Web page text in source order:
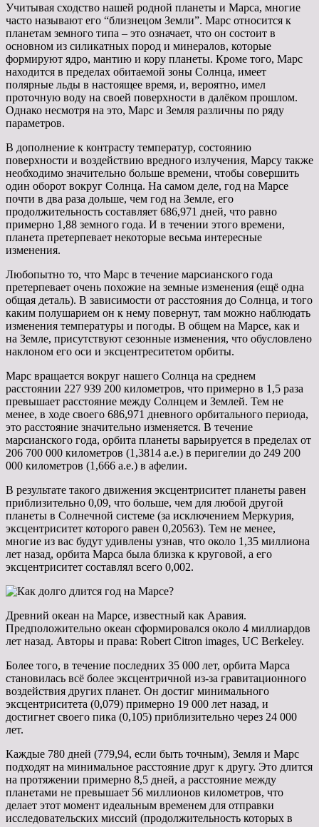
Учитывая сходство нашей родной планеты и Марса, многие
часто называют его “близнецом Земли”. Марс относится к
планетам земного типа – это означает, что он состоит в
основном из силикатных пород и минералов, которые
формируют ядро, мантию и кору планеты. Кроме того, Марс
находится в пределах обитаемой зоны Солнца, имеет
полярные льды в настоящее время, и, вероятно, имел
проточную воду на своей поверхности в далёком прошлом.
Однако несмотря на это, Марс и Земля различны по ряду
параметров.
В дополнение к контрасту температур, состоянию
поверхности и воздействию вредного излучения, Марсу также
необходимо значительно больше времени, чтобы совершить
один оборот вокруг Солнца. На самом деле, год на Марсе
почти в два раза дольше, чем год на Земле, его
продолжительность составляет 686,971 дней, что равно
примерно 1,88 земного года. И в течении этого времени,
планета претерпевает некоторые весьма интересные
изменения.
Любопытно то, что Марс в течение марсианского года
претерпевает очень похожие на земные изменения (ещё одна
общая деталь). В зависимости от расстояния до Солнца, и того
каким полушарием он к нему повернут, там можно наблюдать
изменения температуры и погоды. В общем на Марсе, как и
на Земле, присутствуют сезонные изменения, что обусловлено
наклоном его оси и эксцентреситетом орбиты.
Марс вращается вокруг нашего Солнца на среднем
расстоянии 227 939 200 километров, что примерно в 1,5 раза
превышает расстояние между Солнцем и Землей. Тем не
менее, в ходе своего 686,971 дневного орбитального периода,
это расстояние значительно изменяется. В течение
марсианского года, орбита планеты варьируется в пределах от
206 700 000 километров (1,3814 а.е.) в перигелии до 249 200
000 километров (1,666 а.е.) в афелии.
В результате такого движения эксцентриситет планеты равен
приблизительно 0,09, что больше, чем для любой другой
планеты в Солнечной системе (за исключением Меркурия,
эксцентриситет которого равен 0,20563). Тем не менее,
многие из вас будут удивлены узнав, что около 1,35 миллиона
лет назад, орбита Марса была близка к круговой, а его
эксцентриситет составлял всего 0,002.
Древний океан на Марсе, известный как Аравия.
Предположительно океан сформировался около 4 миллиардов
лет назад. Авторы и права: Robert Citron images, UC Berkeley.
Более того, в течение последних 35 000 лет, орбита Марса
становилась всё более эксцентричной из-за гравитационного
воздействия других планет. Он достиг минимального
эксцентриситета (0,079) примерно 19 000 лет назад, и
достигнет своего пика (0,105) приблизительно через 24 000
лет.
Каждые 780 дней (779,94, если быть точным), Земля и Марс
подходят на минимальное расстояние друг к другу. Это длится
на протяжении примерно 8,5 дней, а расстояние между
планетами не превышает 56 миллионов километров, что
делает этот момент идеальным временем для отправки
исследовательских миссий (продолжительность которых в